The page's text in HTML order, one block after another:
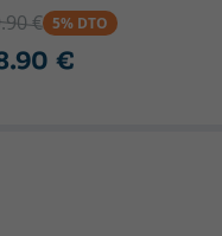
€ 5% DTO
€